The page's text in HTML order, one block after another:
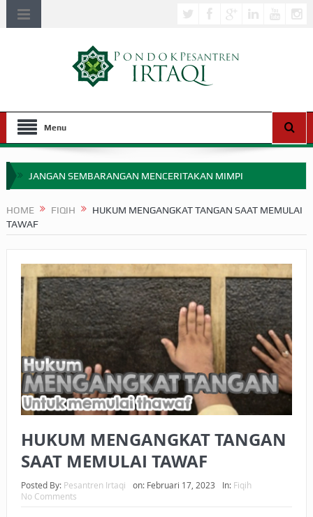
Menu
JANGAN SEMBARANGAN MENCERITAKAN MIMPI
MIMPI YANG DIABAIKAN MENJELANG PERANG BADAR
SEBELUM TIBA SAAT WAJIB?
HAKIKAT NIKMAT DI DUNIA!
BAGAIMANA CARA MEMBAYAR ZAKAT UANG?
UANG HARAM BISA MENJADI HALAL JIKA SEBAB
KEPEMILIKANNYA BERUBAH
ISTIDLAL BATIL VS ISTIDLAL SYAR’I
BAHASA CINTA KARENA ALLAH
HUKUM MEMBAYAR ZAKAT DENGAN CARA MENGANGSUR
HUKUM MEMBAYAR ZAKAT KEPADA KERABAT SENDIRI
HOME FIQIH
HUKUM MENGANGKAT TANGAN SAAT MEMULAI
TAWAF
HUKUM MENGANGKAT TANGAN
SAAT MEMULAI TAWAF
Posted By: Pesantren Irtaqi on: Februari 17, 2023 In: Fiqih
No Comments